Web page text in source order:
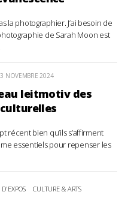
la photographier. J’ai besoin de
de Sarah Moon est
3 NOVEMBRE 2024
leitmotiv des
récent bien qu’ils s’affirment
essentiels pour repenser les
CULTURE & ARTS